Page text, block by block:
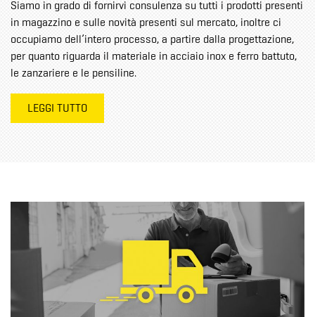
Siamo in grado di fornirvi consulenza su tutti i prodotti presenti
in magazzino e sulle novità presenti sul mercato, inoltre ci
occupiamo dell’intero processo, a partire dalla progettazione,
per quanto riguarda il materiale in acciaio inox e ferro battuto,
le zanzariere e le pensiline.
LEGGI TUTTO